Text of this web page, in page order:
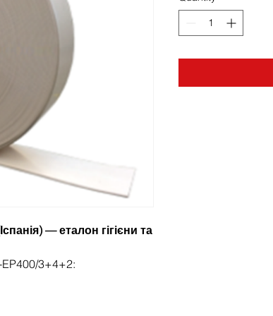
— еталон гігієни та
EP400/3+4+2: